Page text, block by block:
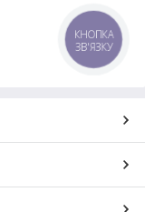
КНОПКА
ЗВ'ЯЗКУ